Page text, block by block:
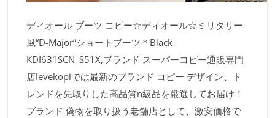
ディオール ブーツ コピー☆ディオール☆ミリタリー
風“D-Major”ショートブーツ＊Black
KDI631SCN_S51X,ブランド スーパーコピー通販専門
店levekopiでは最新のブランド コピー デザイン、ト
レンドを先取りした高品質n級品を厳選してお届け！
ブランド 偽物を取り扱う老舗店として、激安価格で